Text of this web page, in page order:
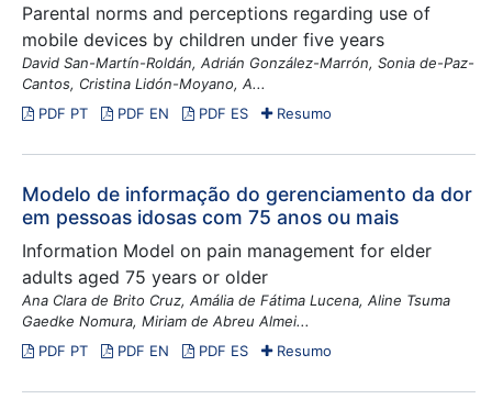
Parental norms and perceptions regarding use of
mobile devices by children under five years
David San-Martín-Roldán, Adrián González-Marrón, Sonia de-Paz-
Cantos, Cristina Lidón-Moyano, A...
PDF PT
PDF EN PDF ES Resumo
Modelo de informação do gerenciamento da dor
em pessoas idosas com 75 anos ou mais
Information Model on pain management for elder
adults aged 75 years or older
Ana Clara de Brito Cruz, Amália de Fátima Lucena, Aline Tsuma
Gaedke Nomura, Miriam de Abreu Almei...
PDF PT
PDF EN PDF ES Resumo